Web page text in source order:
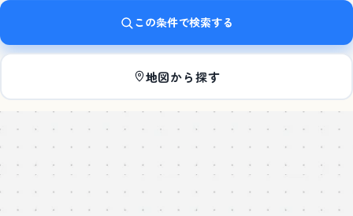
この条件で検索する
地図から探す